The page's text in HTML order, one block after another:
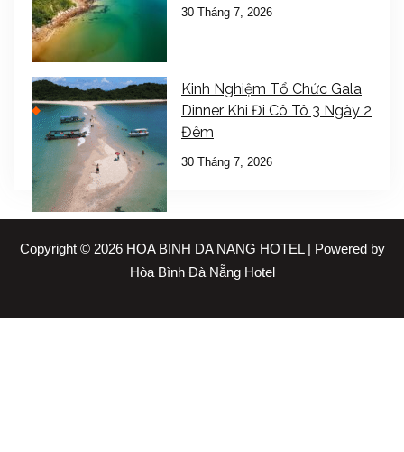
30 Tháng 7, 2026
Kinh Nghiệm Tổ Chức Gala
Dinner Khi Đi Cô Tô 3 Ngày 2
Đêm
30 Tháng 7, 2026
Copyright © 2026 HOA BINH DA NANG HOTEL | Powered by
Hòa Bình Đà Nẵng Hotel